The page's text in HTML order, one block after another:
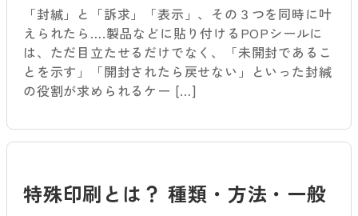
「封緘」と「訴求」「表示」、その３つを同時に叶
えられたら….製品などに貼り付けるPOPシールに
は、ただ目立たせるだけでなく、「未開封であるこ
とを示す」「開封されたら戻せない」といった封緘
の役割が求められるケー […]
特殊印刷とは？ 種類・方法・一般